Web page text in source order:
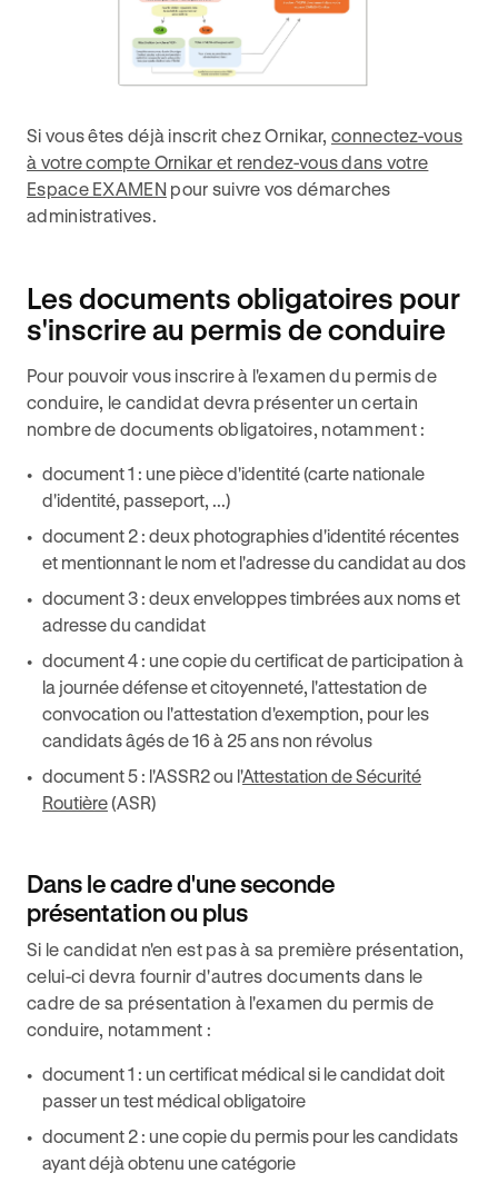
Si vous êtes déjà inscrit chez Ornikar,connectez-vous
à votre compte Ornikar et rendez-vous dans votre
Espace EXAMEN pour suivre vos démarches
administratives.
Les documents obligatoires pour
s'inscrire au permis de conduire
Pour pouvoir vous inscrire à l'examen du permis de
conduire, le candidat devra présenter un certain
nombre de documents obligatoires, notamment :
document 1 : une pièce d'identité (carte nationale
d'identité, passeport, ...)
document 2 : deux photographies d'identité récentes
et mentionnant le nom et l'adresse du candidat au dos
document 3 : deux enveloppes timbrées aux noms et
adresse du candidat
document 4 : une copie du certificat de participation à
la journée défense et citoyenneté, l'attestation de
convocation ou l'attestation d'exemption, pour les
candidats âgés de 16 à 25 ans non révolus
document 5 : l'ASSR2 ou l'Attestation de Sécurité
Routière (ASR)
Dans le cadre d'une seconde
présentation ou plus
Si le candidat n'en est pas à sa première présentation,
celui-ci devra fournir d'autres documents dans le
cadre de sa présentation à l'examen du permis de
conduire, notamment :
document 1 : un certificat médical si le candidat doit
passer un test médical obligatoire
document 2 : une copie du permis pour les candidats
ayant déjà obtenu une catégorie